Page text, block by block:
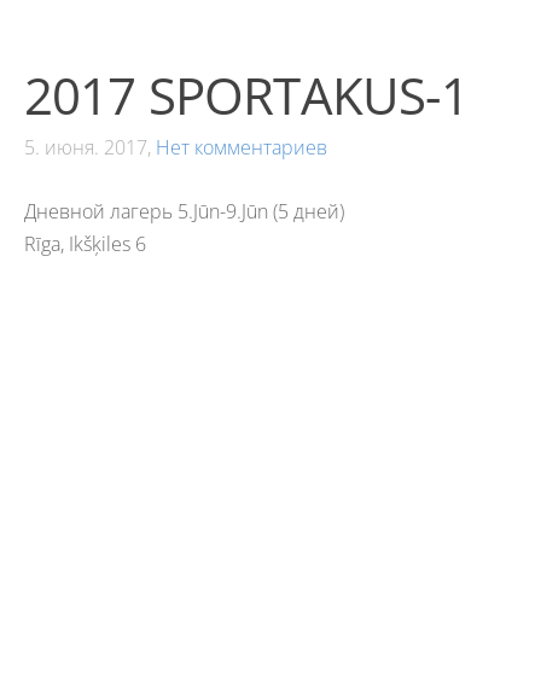
2017 SPORTAKUS-1
5. июня. 2017, Нет комментариев
Дневной лагерь 5.Jūn-9.Jūn (5 дней)
Rīga, Ikšķiles 6